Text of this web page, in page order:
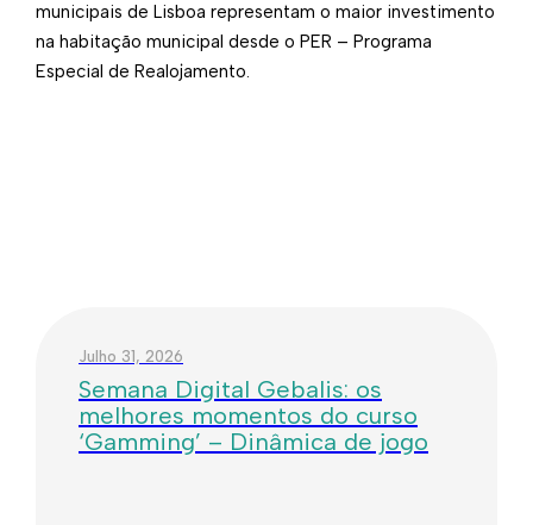
municipais de Lisboa representam o maior investimento
na habitação municipal desde o PER – Programa
Especial de Realojamento.
Julho 31, 2026
Semana Digital Gebalis: os
melhores momentos do curso
‘Gamming’ – Dinâmica de jogo